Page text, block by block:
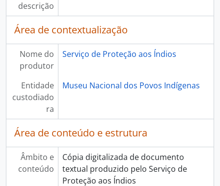
descrição
Área de contextualização
Nome do
produtor
Serviço de Proteção aos Índios
Entidade
custodiado
ra
Museu Nacional dos Povos Indígenas
Área de conteúdo e estrutura
Âmbito e
conteúdo
Cópia digitalizada de documento
textual produzido pelo Serviço de
Proteção aos Índios